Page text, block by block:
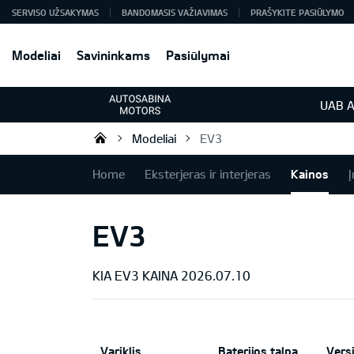
Modeliai Savininkams Pasiūlymai
SERVISO UŽSAKYMAS BANDOMASIS VAŽIAVIMAS PRAŠYKITE PASIŪLYMO
UAB
KIA automobiliai | KIA modeliai |
Modeliai EV3
Home Eksterjeras ir interjeras Kainos
EV3
KIA EV3 KAINA 2026.07.10
Variklis Baterijos talpa